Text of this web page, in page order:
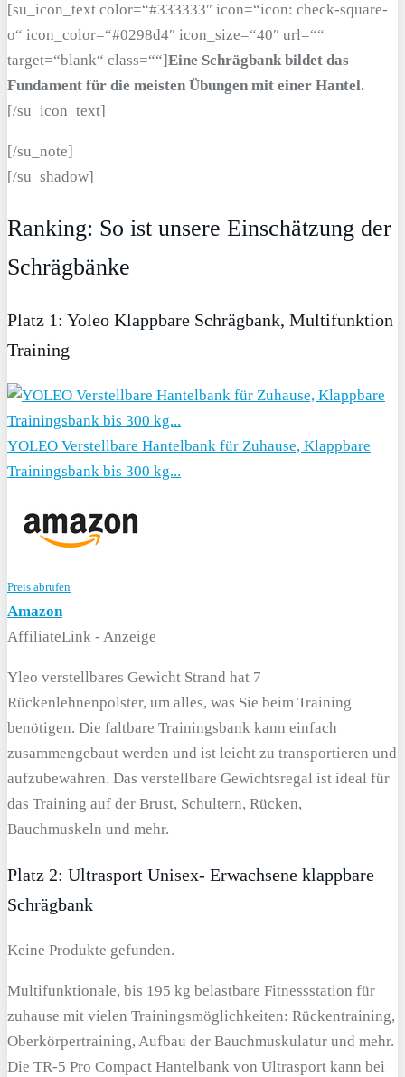
[su_icon_text color=“#333333″ icon=“icon: check-square-
o“ icon_color=“#0298d4″ icon_size=“40″ url=““
target=“blank“ class=““]Eine Schrägbank bildet das
Fundament für die meisten Übungen mit einer Hantel.
[/su_icon_text]
[/su_note]
[/su_shadow]
Ranking: So ist unsere Einschätzung der
Schrägbänke
Platz 1: Yoleo Klappbare Schrägbank, Multifunktion
Training
YOLEO Verstellbare Hantelbank für Zuhause, Klappbare
Trainingsbank bis 300 kg...
Preis abrufen
Amazon
AffiliateLink - Anzeige
Yleo verstellbares Gewicht Strand hat 7
Rückenlehnenpolster, um alles, was Sie beim Training
benötigen. Die faltbare Trainingsbank kann einfach
zusammengebaut werden und ist leicht zu transportieren und
aufzubewahren. Das verstellbare Gewichtsregal ist ideal für
das Training auf der Brust, Schultern, Rücken,
Bauchmuskeln und mehr.
Platz 2: Ultrasport Unisex- Erwachsene klappbare
Schrägbank
Keine Produkte gefunden.
Multifunktionale, bis 195 kg belastbare Fitnessstation für
zuhause mit vielen Trainingsmöglichkeiten: Rückentraining,
Oberkörpertraining, Aufbau der Bauchmuskulatur und mehr.
Die TR-5 Pro Compact Hantelbank von Ultrasport kann bei